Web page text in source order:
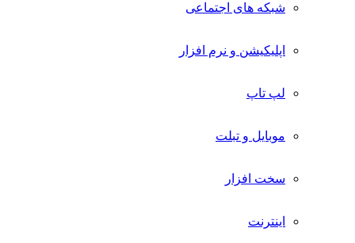
شبکه های اجتماعی
اپلیکیشن و نرم افزار
لپ تاپ
موبایل و تبلت
سخت افزار
اینترنت